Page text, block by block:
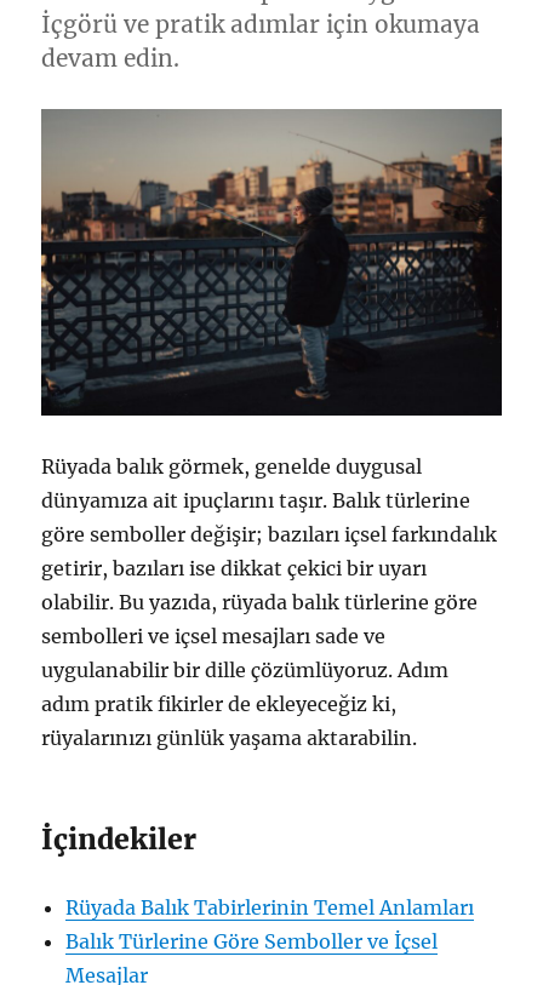
İçgörü ve pratik adımlar için okumaya
devam edin.
Rüyada balık görmek, genelde duygusal
dünyamıza ait ipuçlarını taşır. Balık türlerine
göre semboller değişir; bazıları içsel farkındalık
getirir, bazıları ise dikkat çekici bir uyarı
olabilir. Bu yazıda, rüyada balık türlerine göre
sembolleri ve içsel mesajları sade ve
uygulanabilir bir dille çözümlüyoruz. Adım
adım pratik fikirler de ekleyeceğiz ki,
rüyalarınızı günlük yaşama aktarabilin.
İçindekiler
Rüyada Balık Tabirlerinin Temel Anlamları
Balık Türlerine Göre Semboller ve İçsel
Mesajlar